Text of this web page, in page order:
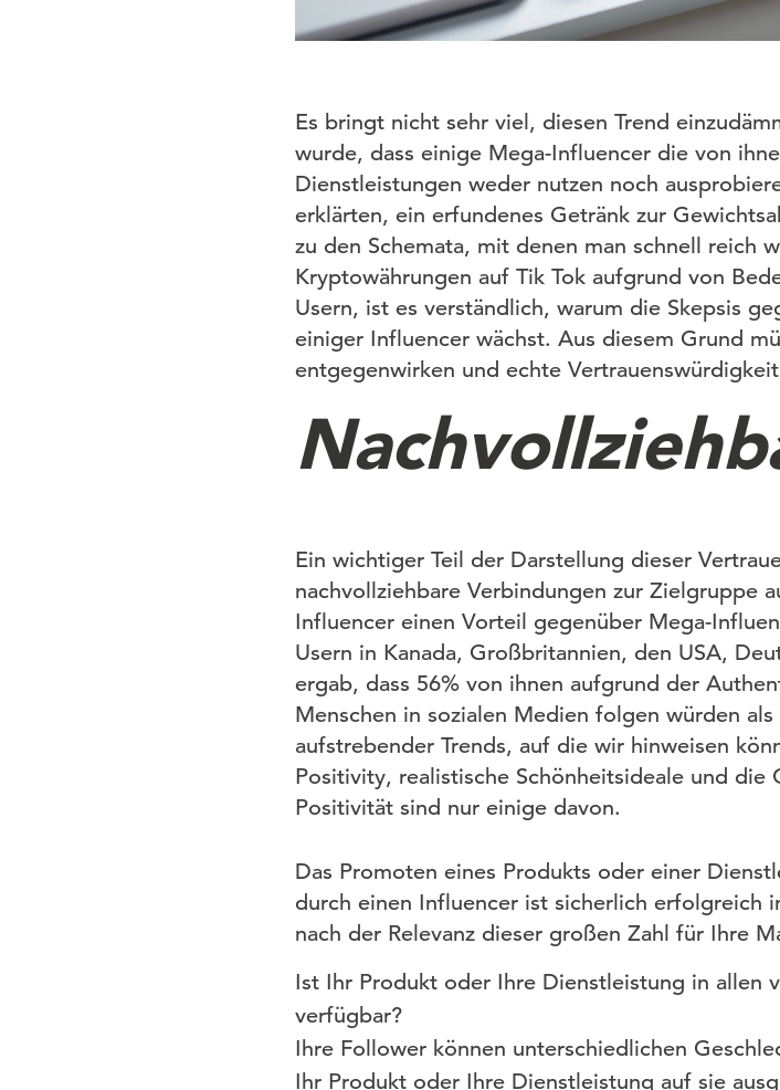
Es bringt nicht sehr viel, diesen Trend
wurde, dass einige Mega-Influencer die von
Dienstleistungen weder nutzen noch
erklärten, ein erfundenes Getränk zur
zu den Schemata, mit denen man schnell reich
Kryptowährungen auf Tik Tok aufgrund von
Usern, ist es verständlich, warum die Skepsis
einiger Influencer wächst. Aus diesem Grund
entgegenwirken und echte
Ein wichtiger Teil der Darstellung dieser
nachvollziehbare Verbindungen zur Zielgruppe
Influencer einen Vorteil gegenüber Mega-
Usern in Kanada, Großbritannien, den USA,
ergab, dass 56% von ihnen aufgrund der
Menschen in sozialen Medien folgen würden
aufstrebender Trends, auf die wir hinweisen
Positivity, realistische Schönheitsideale und
Positivität sind nur einige davon.
Das Promoten eines Produkts oder einer
durch einen Influencer ist sicherlich erfolgreich
nach der Relevanz dieser großen Zahl für Ihre
Ist Ihr Produkt oder Ihre Dienstleistung in allen
verfügbar?
Ihre Follower können unterschiedlichen
Ihr Produkt oder Ihre Dienstleistung auf sie